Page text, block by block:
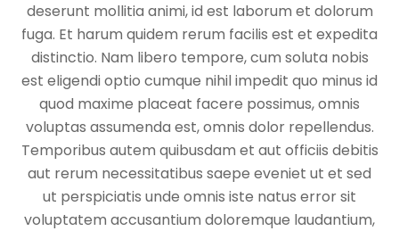
deserunt mollitia animi, id est laborum et dolorum
fuga. Et harum quidem rerum facilis est et expedita
distinctio. Nam libero tempore, cum soluta nobis
est eligendi optio cumque nihil impedit quo minus id
quod maxime placeat facere possimus, omnis
voluptas assumenda est, omnis dolor repellendus.
Temporibus autem quibusdam et aut officiis debitis
aut rerum necessitatibus saepe eveniet ut et sed
ut perspiciatis unde omnis iste natus error sit
voluptatem accusantium doloremque laudantium,